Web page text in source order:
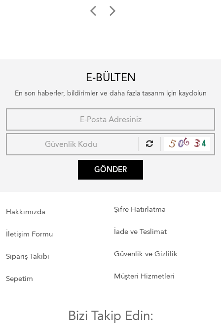
E-BÜLTEN
En son haberler, bildirimler ve daha fazla tasarım için kaydolun
GÖNDER
Hakkımızda
İletişim Formu
Sipariş Takibi
Sepetim
Şifre Hatırlatma
İade ve Teslimat
Güvenlik ve Gizlilik
Müşteri Hizmetleri
Bizi Takip Edin: